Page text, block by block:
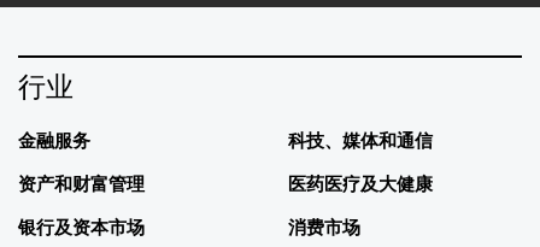
行业
金融服务
资产和财富管理
银行及资本市场
科技、媒体和通信
医药医疗及大健康
消费市场